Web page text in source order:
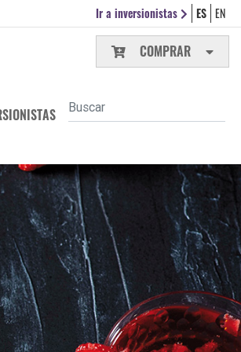
Ir a inversionistas ES EN
COMPRAR